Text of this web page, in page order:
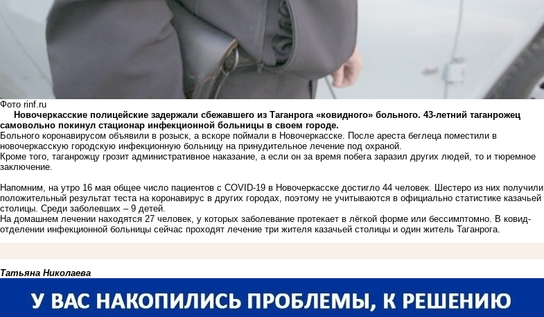
Фото rinf.ru
Новочеркасские полицейские задержали сбежавшего из Таганрога «ковидного» больного. 43-летний таганрожец
самовольно покинул стационар инфекционной больницы в своем городе.
Больного коронавирусом объявили в розыск, а вскоре поймали в Новочеркасске. После ареста беглеца поместили в
новочеркасскую городскую инфекционную больницу на принудительное лечение под охраной.
Кроме того, таганрожцу грозит административное наказание, а если он за время побега заразил других людей, то и тюремное
заключение.
Напомним, на утро 16 мая общее число пациентов с COVID-19 в Новочеркасске достигло 44 человек. Шестеро из них получили
положительный результат теста на коронавирус в других городах, поэтому не учитываются в официально статистике казачьей
столицы. Среди заболевших – 9 детей.
На домашнем лечении находятся 27 человек, у которых заболевание протекает в лёгкой форме или бессимптомно. В ковид-
отделении инфекционной больницы сейчас проходят лечение три жителя казачьей столицы и один житель Таганрога.
Татьяна Николаева